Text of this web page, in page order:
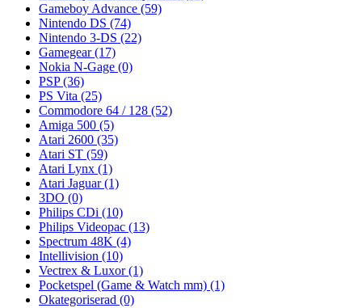
Gameboy Advance (59)
Nintendo DS (74)
Nintendo 3-DS (22)
Gamegear(17)
Nokia N-Gage (0)
PSP(36)
PS Vita (25)
Commodore 64 / 128 (52)
Amiga 500 (5)
Atari 2600 (35)
Atari ST (59)
Atari Lynx (1)
Atari Jaguar(1)
3DO (0)
Philips CDi (10)
Philips Videopac (13)
Spectrum 48K (4)
Intellivision (10)
Vectrex & Luxor(1)
Pocketspel (Game & Watch mm) (1)
Okategoriserad (0)